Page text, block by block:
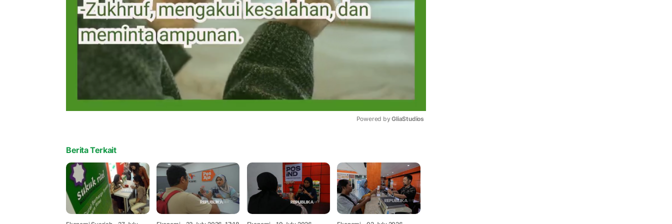
Powered by GliaStudios
Berita Terkait